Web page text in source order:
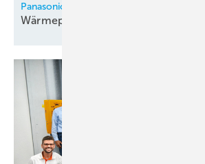
Panasonic
Wärmepumpenfabrik in Tschechien